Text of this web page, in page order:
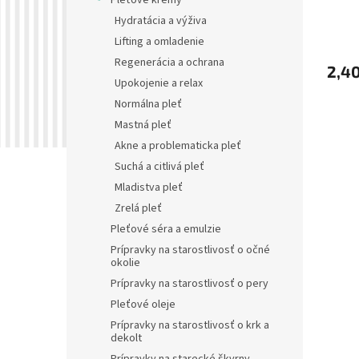
Hydratácia a výživa
Lifting a omladenie
Regenerácia a ochrana
Upokojenie a relax
Normálna pleť
Mastná pleť
Akne a problematicka pleť
Suchá a citlivá pleť
Mladistva pleť
Zrelá pleť
Pleťové séra a emulzie
Prípravky na starostlivosť o očné
okolie
Prípravky na starostlivosť o pery
Pleťové oleje
Prípravky na starostlivosť o krk a
dekolt